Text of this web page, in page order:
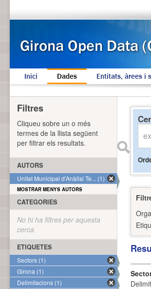
Inici Dades Entitats, àrees i
Filtres
Cliqueu sobre un o més
termes de la llista següent
per filtrar els resultats.
AUTORS
Unitat Municipal d'Anàlisi Te... (1)
MOSTRAR MENYS AUTORS
CATEGORIES
No hi ha filtres per aquesta
cerca
ETIQUETES
Sectors (1)
Girona (1)
Delimitacions (1)